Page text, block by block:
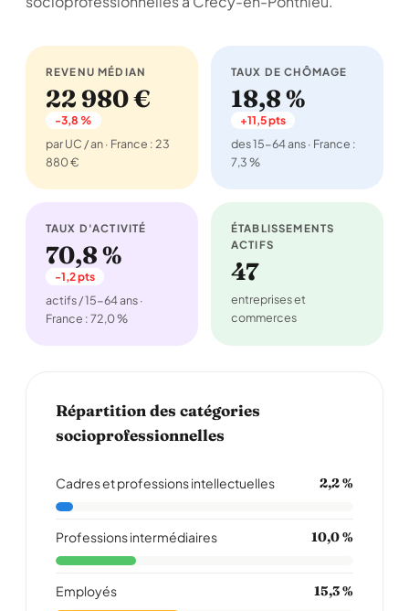
REVENU MÉDIAN
22 980 €
-3,8 %
par UC / an · France : 23
880 €
TAUX DE CHÔMAGE
18,8 %
+11,5 pts
des 15-64 ans · France :
7,3 %
TAUX D'ACTIVITÉ
70,8 %
-1,2 pts
actifs / 15-64 ans ·
France : 72,0 %
ÉTABLISSEMENTS
ACTIFS
47
entreprises et
commerces
Répartition des catégories
socioprofessionnelles
Cadres et professions intellectuelles 2,2 %
Professions intermédiaires 10,0 %
Employés 15,3 %